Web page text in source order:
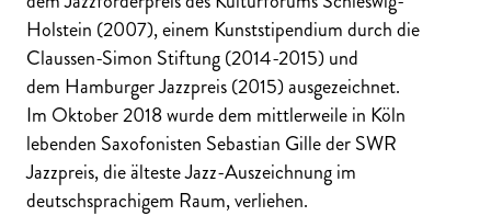
Holstein (2007), einem Kunststipendium durch die
Claussen-Simon Stiftung (2014-2015) und
dem Hamburger Jazzpreis (2015) ausgezeichnet.
Im Oktober 2018 wurde dem mittlerweile in Köln
lebenden Saxofonisten Sebastian Gille der SWR
Jazzpreis, die älteste Jazz-Auszeichnung im
deutschsprachigem Raum, verliehen.